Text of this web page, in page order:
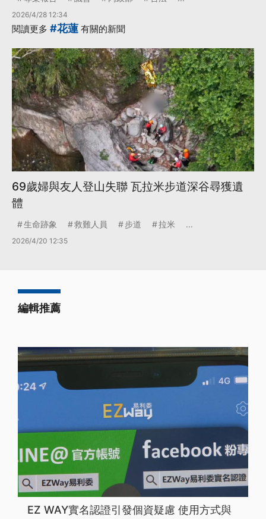
2026/4/28 12:34
閱讀更多 #花蓮 有關的新聞
69歲婦與友人登山失聯 瓦拉米步道深谷尋獲遺
體
生命跡象 救難人員 步道 拉米 ...
2026/4/20 12:35
編輯推薦
EZ WAY實名認證引發個資疑慮 使用方式與